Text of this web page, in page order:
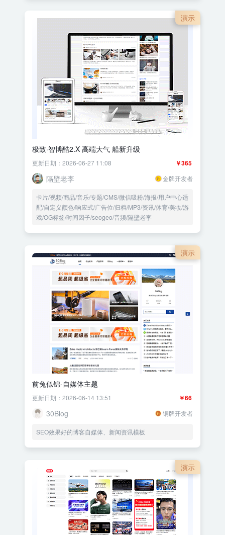
演示
极致·智博酷2.X 高端大气 船新升级
￥365
更新日期：2026-06-27 11:08
隔壁老李 金牌开发者
卡片/视频/商品/音乐/专题/CMS/微信吸粉/海报/用户中心适
配/自定义颜色/响应式/广告位/归档/MP3/资讯/体育/美妆/游
戏/OG标签/时间因子/seogeo/音频/隔壁老李
演示
前兔似锦-自媒体主题
￥66
更新日期：2026-06-14 13:51
30Blog 铜牌开发者
SEO效果好的博客自媒体、新闻资讯模板
演示